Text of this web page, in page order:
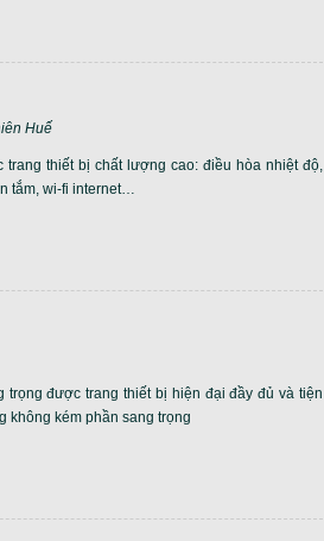
Huế
thiết bị chất lượng cao: điều hòa nhiệt độ,
tắm, wi-fi internet…
trọng được trang thiết bị hiện đại đầy đủ và tiện
không kém phần sang trọng